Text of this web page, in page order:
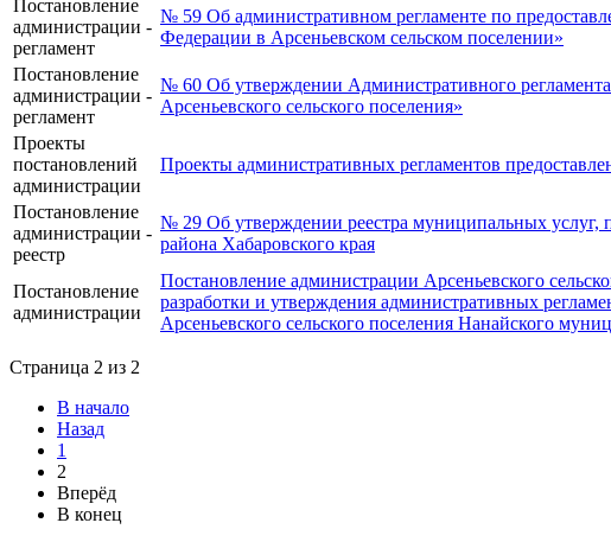
Постановление
администрации -
регламент
№ 59 Об административном регламенте по
Федерации в Арсеньевском сельском поселении»
Постановление
администрации -
регламент
№ 60 Об утверждении Административного
Арсеньевского сельского поселения»
Проекты
постановлений
администрации
Проекты административных регламентов
Постановление
администрации -
реестр
№ 29 Об утверждении реестра муниципальных услуг,
района Хабаровского края
Постановление
администрации
Постановление администрации Арсеньевского
разработки и утверждения административных
Арсеньевского сельского поселения Нанайского
Страница 2 из 2
В начало
Назад
1
2
Вперёд
В конец